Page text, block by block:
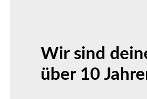
Wir sind
über 10